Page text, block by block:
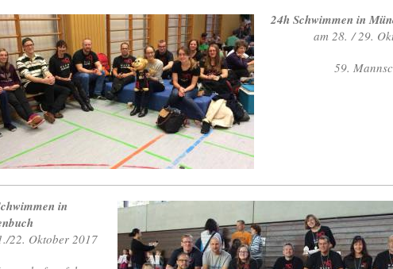
24h Schwimmen in
am 28. / 29.
59.
in
22. Oktober 2017